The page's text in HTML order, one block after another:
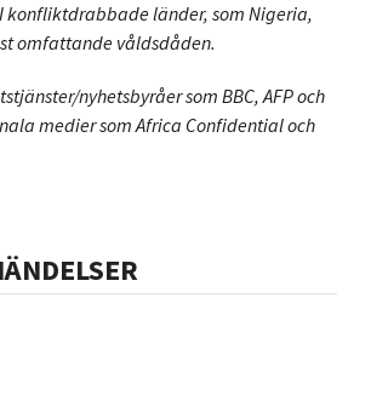
konfliktdrabbade länder, som Nigeria,
omfattande våldsdåden.
nyhetsbyråer som BBC, AFP och
medier som Africa Confidential och